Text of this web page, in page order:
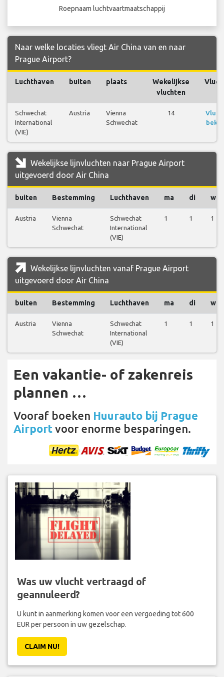
Roepnaam luchtvaartmaatschappij
Naar welke locaties vliegt Air China van en naar
Prague Airport?
Luchthaven buiten plaats
Wekelijkse
vluchten
Schwechat
International
(VIE)
Austria
Vienna
Schwechat
14
Wekelijkse lijnvluchten naar Prague Airport
uitgevoerd door Air China
buiten Bestemming Luchthaven ma di wo
Austria
Vienna
Schwechat
Schwechat
International
(VIE)
1 1 1
Wekelijkse lijnvluchten vanaf Prague Airport
uitgevoerd door Air China
buiten Bestemming Luchthaven ma di wo
Austria
Vienna
Schwechat
Schwechat
International
(VIE)
1 1 1
Een vakantie- of zakenreis
plannen …
Vooraf boeken Huurauto bij Prague
Airport voor enorme besparingen.
Was uw vlucht vertraagd of
geannuleerd?
U kunt in aanmerking komen voor een vergoeding tot 600
EUR per persoon in uw gezelschap.
CLAIM NU!